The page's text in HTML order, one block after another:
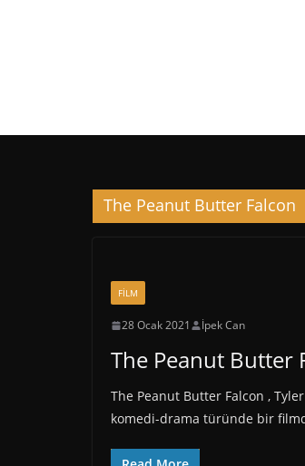
The Peanut Butter Falcon
FİLM
28 Ocak 2021 İpek Can
The Peanut Butter
The Peanut Butter Falcon ,
komedi-drama türünde bir